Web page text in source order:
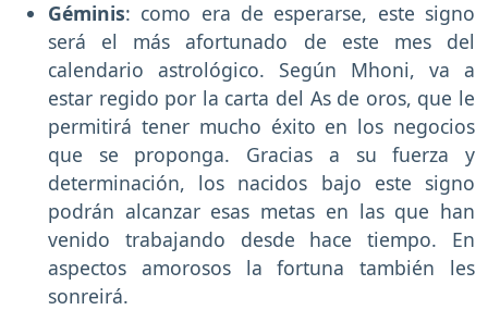
Géminis: como era de esperarse, este signo
será el más afortunado de este mes del
calendario astrológico. Según Mhoni, va a
estar regido por la carta del As de oros, que le
permitirá tener mucho éxito en los negocios
que se proponga. Gracias a su fuerza y
determinación, los nacidos bajo este signo
podrán alcanzar esas metas en las que han
venido trabajando desde hace tiempo. En
aspectos amorosos la fortuna también les
sonreirá.